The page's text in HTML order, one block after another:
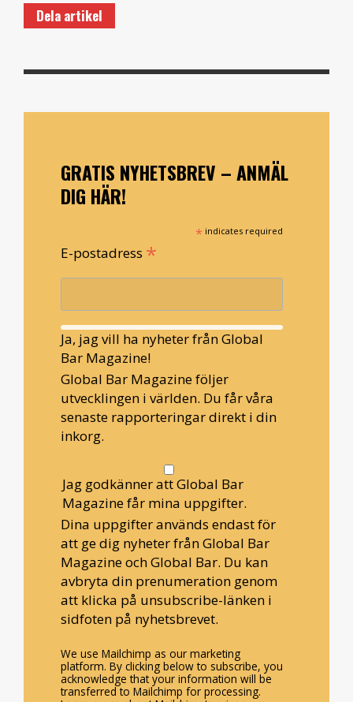
Dela artikel
GRATIS NYHETSBREV – ANMÄL
DIG HÄR!
* indicates required
E-postadress *
Ja, jag vill ha nyheter från Global
Bar Magazine!
Global Bar Magazine följer
utvecklingen i världen. Du får våra
senaste rapporteringar direkt i din
inkorg.
Jag godkänner att Global Bar
Magazine får mina uppgifter.
Dina uppgifter används endast för
att ge dig nyheter från Global Bar
Magazine och Global Bar. Du kan
avbryta din prenumeration genom
att klicka på unsubscribe-länken i
sidfoten på nyhetsbrevet.
We use Mailchimp as our marketing
platform. By clicking below to subscribe, you
acknowledge that your information will be
transferred to Mailchimp for processing.